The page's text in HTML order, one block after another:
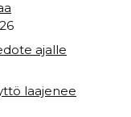
ajalle
laajenee